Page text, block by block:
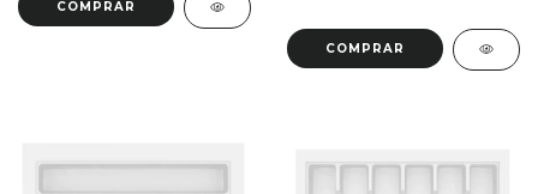
COMPRAR
COMPRAR